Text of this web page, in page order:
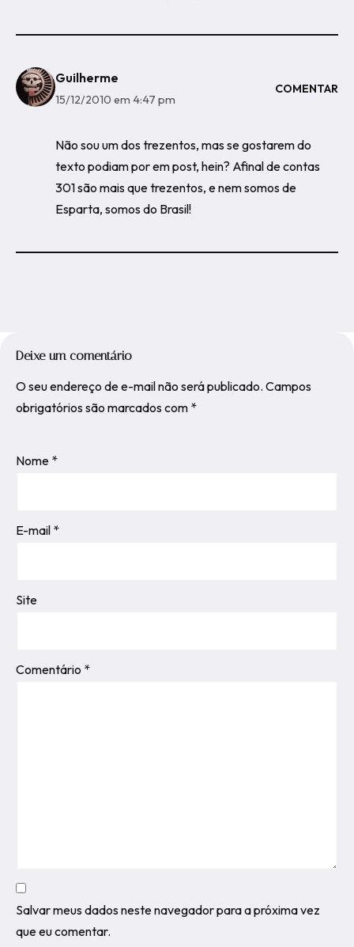
Guilherme
15/12/2010 em 4:47 pm
COMENTAR
Não sou um dos trezentos, mas se gostarem do
texto podiam por em post, hein? Afinal de contas
301 são mais que trezentos, e nem somos de
Esparta, somos do Brasil!
Deixe um comentário
O seu endereço de e-mail não será publicado. Campos
obrigatórios são marcados com *
Nome *
E-mail *
Site
Comentário *
Salvar meus dados neste navegador para a próxima vez
que eu comentar.